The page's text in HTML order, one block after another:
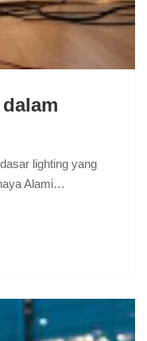
lighting yang
Alami…